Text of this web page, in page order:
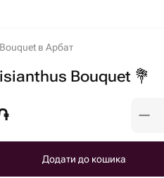
в Арбат
Bouquet 💐
Додати до кошика